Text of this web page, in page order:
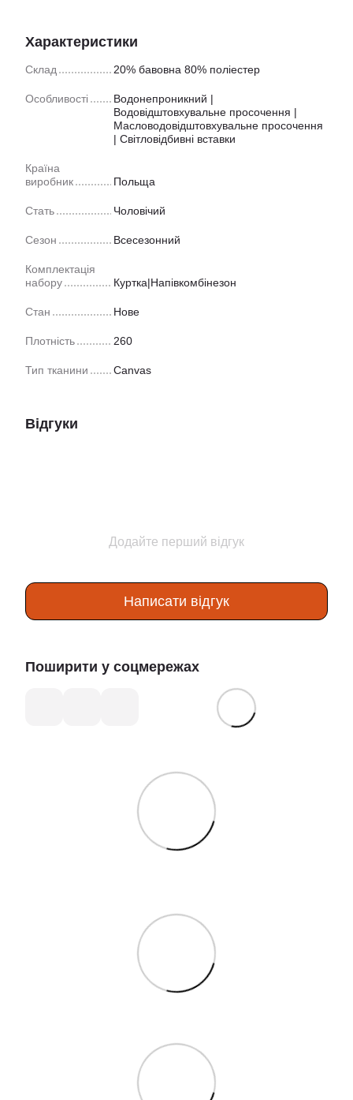
Характеристики
Склад 20% бавовна 80% поліестер
Особливості
Водонепроникний |
Водовідштовхувальне просочення |
Масловодовідштовхувальне просочення
| Світловідбивні вставки
Країна
виробник
Польща
Стать Чоловічий
Сезон Всесезонний
Комплектація
набору
Куртка|Напівкомбінезон
Стан Нове
Плотність 260
Тип тканини Canvas
Відгуки
Додайте перший відгук
Написати відгук
Поширити у соцмережах